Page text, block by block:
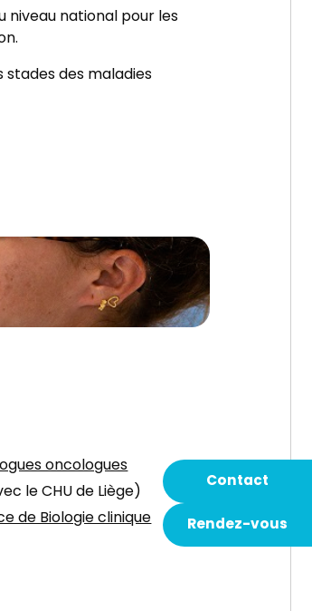
Contact
Rendez-vous
niveau national pour les
stades des maladies
oncologues
le CHU de Liège)
de Biologie clinique